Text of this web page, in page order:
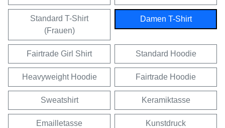
Standard T-Shirt
(Frauen)
Damen T-Shirt
Fairtrade Girl Shirt Standard Hoodie
Heavyweight Hoodie Fairtrade Hoodie
Sweatshirt Keramiktasse
Emailletasse Kunstdruck